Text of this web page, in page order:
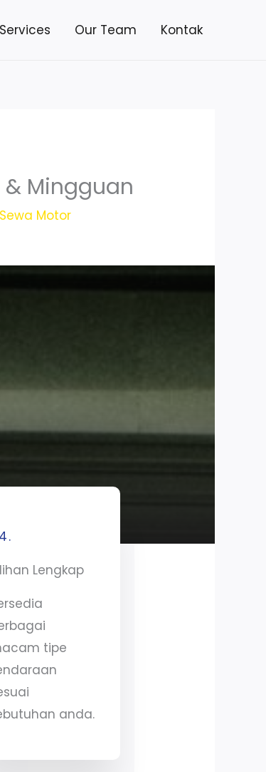
Services Our Team Kontak
Mingguan
Sewa Motor
Lengkap
tipe
anda.